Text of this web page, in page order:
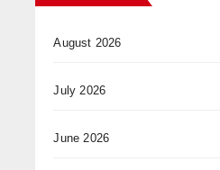
August 2026
July 2026
June 2026